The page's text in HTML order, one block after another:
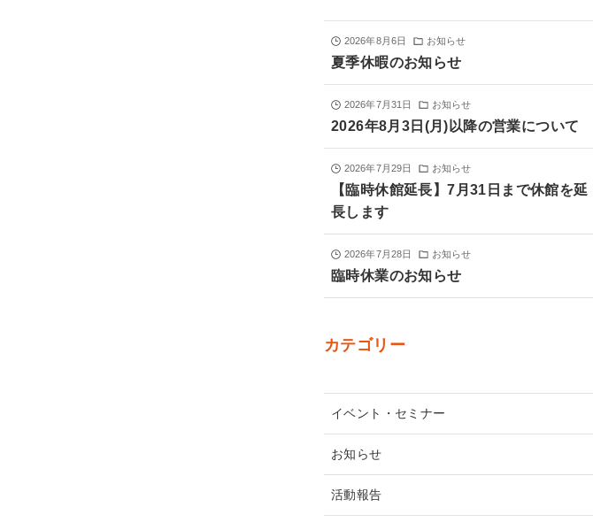
2026年8月6日 お知らせ
夏季休暇のお知らせ
2026年7月31日 お知らせ
2026年8月3日(月)以降の営業について
2026年7月29日 お知らせ
【臨時休館延長】7月31日まで休館を延
長します
2026年7月28日 お知らせ
臨時休業のお知らせ
カテゴリー
イベント・セミナー
お知らせ
活動報告